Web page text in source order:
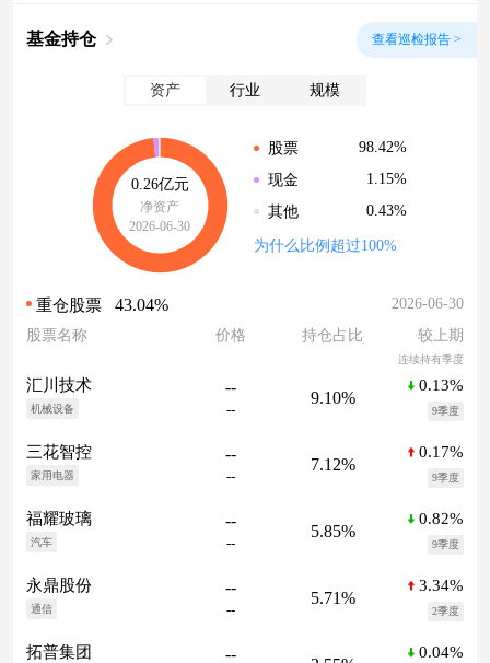
基金持仓 查看巡检报告 >
资产 行业 规模
0.26亿元
净资产
2026-06-30
股票
98.42%
现金
1.15%
其他
0.43%
为什么比例超过100%
重仓股票 43.04%
2026-06-30
股票名称
价格 持仓占比 较上期
连续持有季度
汇川技术
机械设备
--
--
9.10%
0.13%
9季度
三花智控
家用电器
--
--
7.12%
0.17%
9季度
福耀玻璃
汽车
--
--
5.85%
0.82%
9季度
永鼎股份
通信
--
--
5.71%
3.34%
2季度
拓普集团 -- 0.04%